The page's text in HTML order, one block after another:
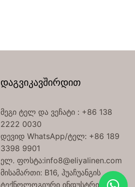
დაგვიკავშირდით
მეგი ტელდა ვეჩატი : +86 138
2222 0030
დევიდ WhatsApp/ტელ: +86 189
3398 9901
ელ. ფოსტა:info8@eliyalinen.com
მისამართი: B16, ჰუაჩუანგის
ტექნოლოგიური ინდუსტრიული